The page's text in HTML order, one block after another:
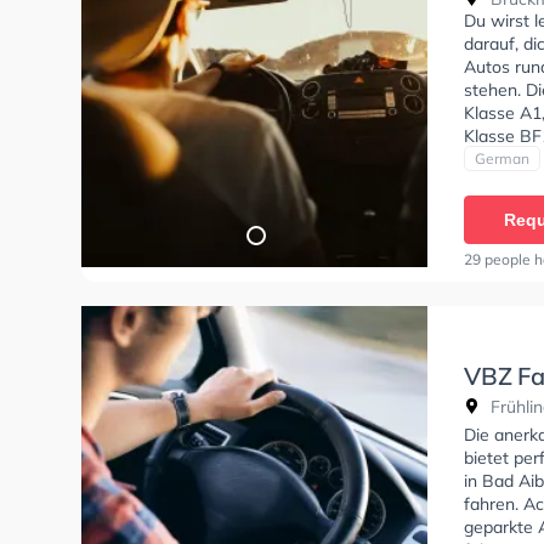
Du wirst
darauf,
Autos
stehen.
Klasse
Klasse
CE,
auch
die
German
29 people
VBZ
Die
bietet
in Bad
fahren.
geparkte